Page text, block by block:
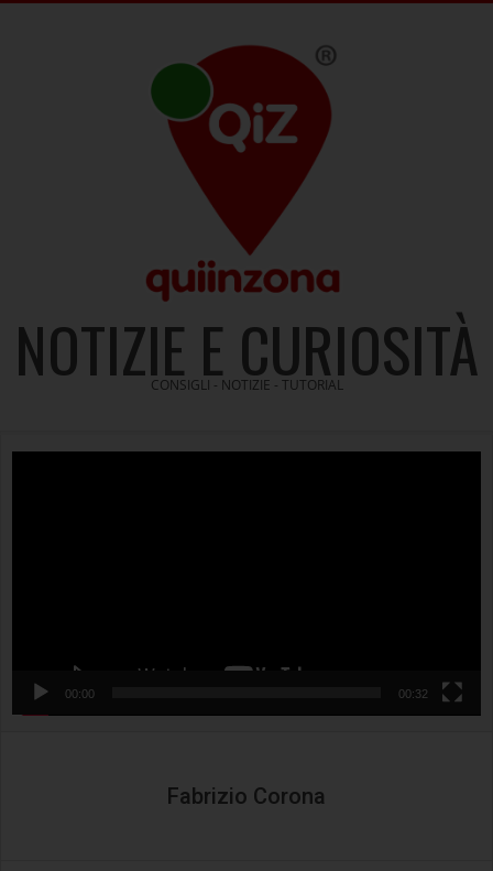
NOTIZIE E CURIOSITÀ
CONSIGLI - NOTIZIE - TUTORIAL
00:00 00:32
Fabrizio Corona